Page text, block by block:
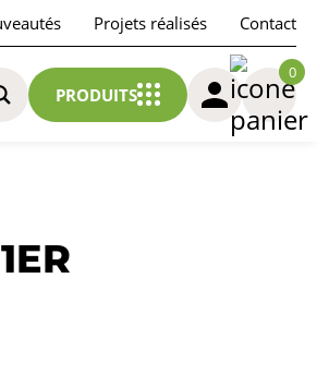
Projets réalisés Contact
PRODUITS
0